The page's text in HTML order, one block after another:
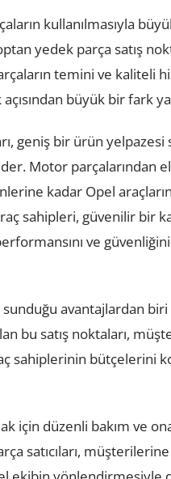
kullanılmasıyla
yedek parça satış
temini ve kaliteli
büyük bir fark
geniş bir ürün yelpazesi
Motor parçalarından
kadar Opel
sahipleri, güvenilir bir
ve
sunduğu avantajlardan
bu satış noktaları,
sahiplerinin bütçelerini
için düzenli bakım ve
satıcıları,